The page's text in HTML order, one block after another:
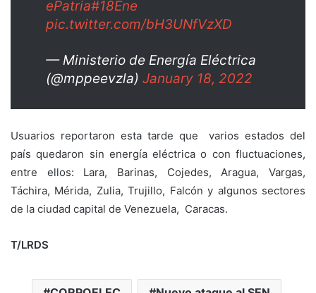
ePatria#18Ene
pic.twitter.com/bH3UNfVzXD
— Ministerio de Energía Eléctrica
(@mppeevzla) January 18, 2022
Usuarios reportaron esta tarde que varios estados del
país quedaron sin energía eléctrica o con fluctuaciones,
entre ellos: Lara, Barinas, Cojedes, Aragua, Vargas,
Táchira, Mérida, Zulia, Trujillo, Falcón y algunos sectores
de la ciudad capital de Venezuela, Caracas.
T/LRDS